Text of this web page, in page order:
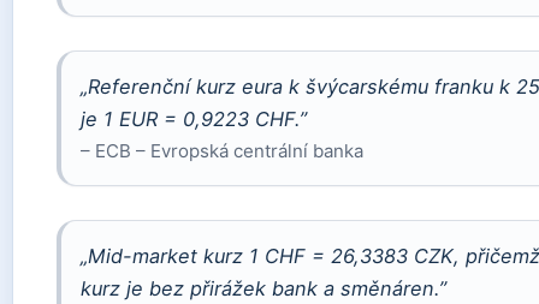
„Referenční kurz eura k švýcarskému franku k
je 1 EUR = 0,9223 CHF.”
– ECB – Evropská centrální banka
„Mid-market kurz 1 CHF = 26,3383 CZK,
kurz je bez přirážek bank a směnáren.”